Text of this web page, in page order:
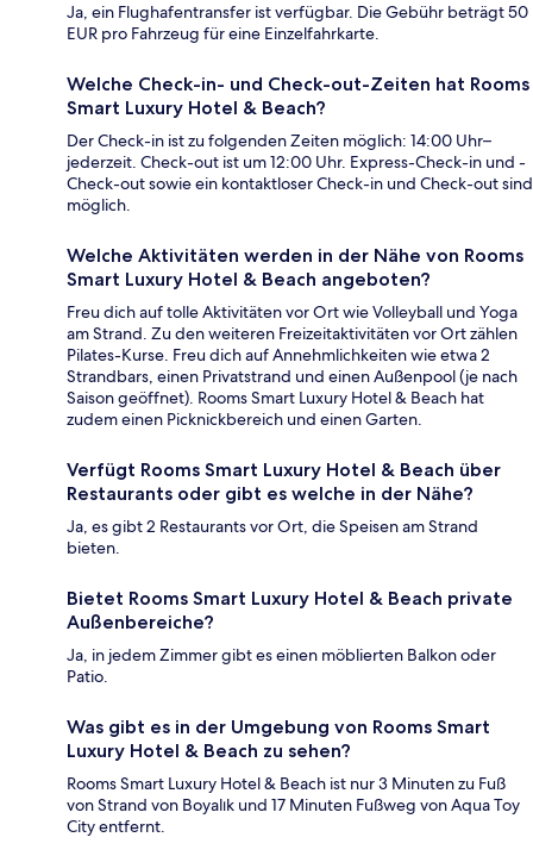
Ja, ein Flughafentransfer ist verfügbar. Die Gebühr beträgt 50
EUR pro Fahrzeug für eine Einzelfahrkarte.
Welche Check-in- und Check-out-Zeiten hat Rooms
Smart Luxury Hotel & Beach?
Der Check-in ist zu folgenden Zeiten möglich: 14:00 Uhr–
jederzeit. Check-out ist um 12:00 Uhr. Express-Check-in und -
Check-out sowie ein kontaktloser Check-in und Check-out sind
möglich.
Welche Aktivitäten werden in der Nähe von Rooms
Smart Luxury Hotel & Beach angeboten?
Freu dich auf tolle Aktivitäten vor Ort wie Volleyball und Yoga
am Strand. Zu den weiteren Freizeitaktivitäten vor Ort zählen
Pilates-Kurse. Freu dich auf Annehmlichkeiten wie etwa 2
Strandbars, einen Privatstrand und einen Außenpool (je nach
Saison geöffnet). Rooms Smart Luxury Hotel & Beach hat
zudem einen Picknickbereich und einen Garten.
Verfügt Rooms Smart Luxury Hotel & Beach über
Restaurants oder gibt es welche in der Nähe?
Ja, es gibt 2 Restaurants vor Ort, die Speisen am Strand
bieten.
Bietet Rooms Smart Luxury Hotel & Beach private
Außenbereiche?
Ja, in jedem Zimmer gibt es einen möblierten Balkon oder
Patio.
Was gibt es in der Umgebung von Rooms Smart
Luxury Hotel & Beach zu sehen?
Rooms Smart Luxury Hotel & Beach ist nur 3 Minuten zu Fuß
von Strand von Boyalık und 17 Minuten Fußweg von Aqua Toy
City entfernt.